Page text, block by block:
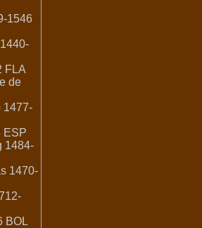
1546
FLA
de
1477-
ESP
1484-
1470-
BOL